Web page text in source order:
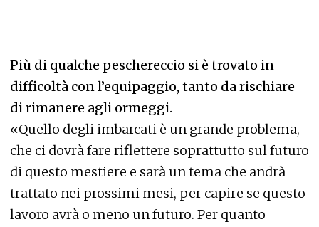
Più di qualche peschereccio si è trovato in
difficoltà con l’equipaggio, tanto da rischiare
di rimanere agli ormeggi.
«Quello degli imbarcati è un grande problema,
che ci dovrà fare riflettere soprattutto sul futuro
di questo mestiere e sarà un tema che andrà
trattato nei prossimi mesi, per capire se questo
lavoro avrà o meno un futuro. Per quanto